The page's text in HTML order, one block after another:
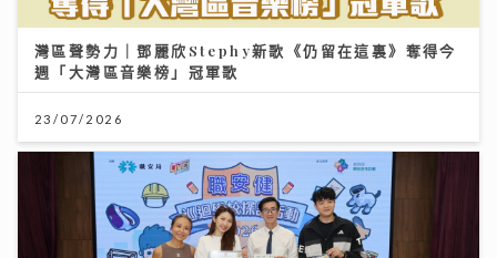
灣區聲勢力｜鄧麗欣Stephy新歌《仍留在這裏》奪得今
週「大灣區音樂榜」冠軍歌
23/07/2026